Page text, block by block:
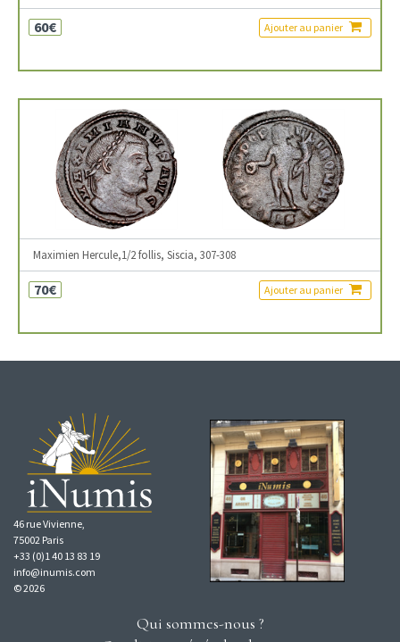
60€ Ajouter au panier
Maximien Hercule,1/2 follis, Siscia, 307-308
70€ Ajouter au panier
46 rue Vivienne,
75002 Paris
+33 (0)1 40 13 83 19
info@inumis.com
© 2026
Qui sommes-nous ?